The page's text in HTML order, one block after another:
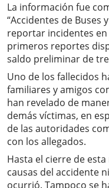
La información fue
“Accidentes de Buses
reportar incidentes en
primeros reportes
saldo preliminar de
Uno de los fallecidos
familiares y amigos
han revelado de
demás víctimas, en
de las autoridades
con los allegados.
Hasta el cierre de
causas del accidente
ocurrió. Tampoco se